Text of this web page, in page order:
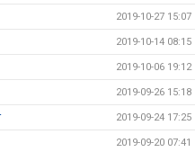
2019-10-27 15:07
2019-10-14 08:15
2019-10-06 19:12
2019-09-26 15:18
2019-09-24 17:25
2019-09-20 07:41